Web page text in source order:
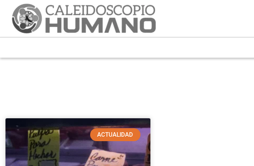
ACTUALIDAD